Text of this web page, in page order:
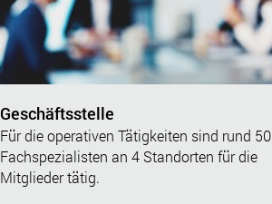
Geschäftsstelle
Für die operativen Tätigkeiten sind rund 50
Fachspezialisten an 4 Standorten für die
Mitglieder tätig.